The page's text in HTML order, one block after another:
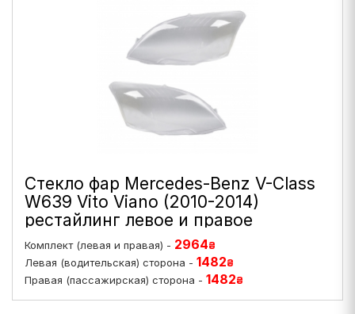
Стекло фар Mercedes-Benz V-Class
W639 Vito Viano (2010-2014)
рестайлинг левое и правое
Комплект (левая и правая) - 2964₴
Левая (водительская) сторона - 1482₴
Правая (пассажирская) сторона - 1482₴